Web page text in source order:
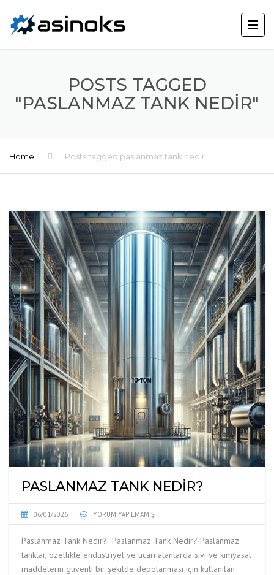
POSTS TAGGED
"PASLANMAZ TANK NEDIR"
Home Posts tagged paslanmaz tank nedir
PASLANMAZ TANK NEDIR?
06/01/2026 YORUM YAPILMAMIŞ
Paslanmaz Tank Nedir? Paslanmaz Tank Nedir? Paslanmaz
tanklar, özellikle endüstriyel ve ticari alanlarda sıvı ve kimyasal
maddelerin güvenli bir şekilde depolanması için kullanılan